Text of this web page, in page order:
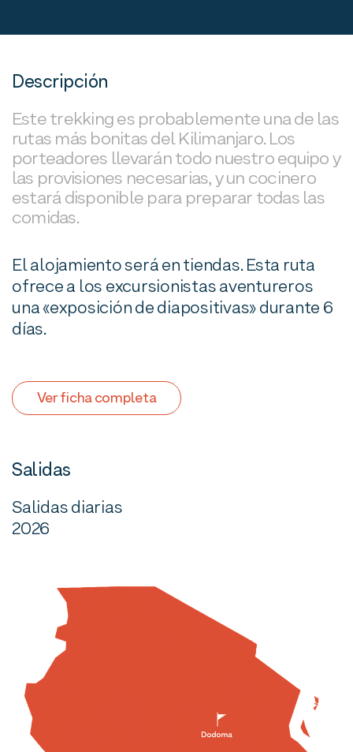
Descripción
Este trekking es probablemente una de las
rutas más bonitas del Kilimanjaro. Los
porteadores llevarán todo nuestro equipo y
las provisiones necesarias, y un cocinero
estará disponible para preparar todas las
comidas.
El alojamiento será en tiendas. Esta ruta
ofrece a los excursionistas aventureros
una «exposición de diapositivas» durante 6
días.
Ver ficha completa
Salidas
Salidas diarias
2026